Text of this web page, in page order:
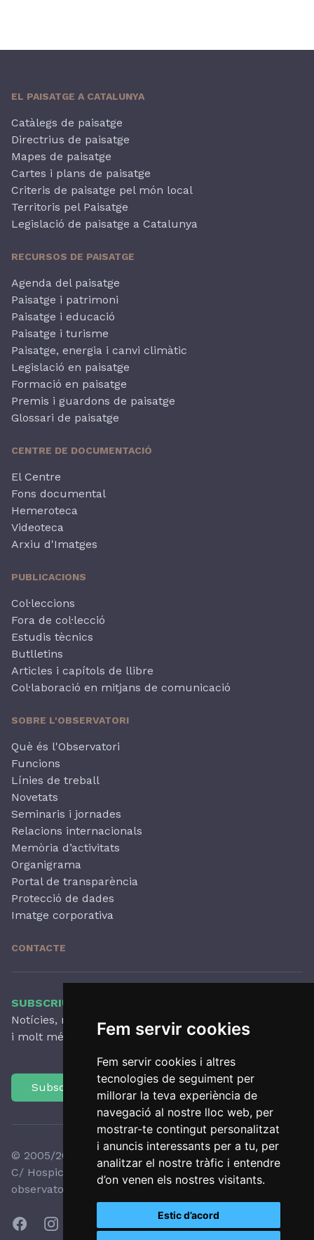
Fem servir cookies
Fem servir cookies i altres
tecnologies de seguiment per
millorar la teva experiència de
navegació al nostre lloc web, per
mostrar-te contingut personalitzat
i anuncis interessants per a tu, per
analitzar el nostre tràfic i entendre
d’on venen els nostres visitants.
Estic d’acord
EL PAISATGE A CATALUNYA
Catàlegs de paisatge
Directrius de paisatge
Mapes de paisatge
Cartes i plans de paisatge
Criteris de paisatge pel món local
Territoris pel Paisatge
Legislació de paisatge a Catalunya
RECURSOS DE PAISATGE
Agenda del paisatge
Paisatge i patrimoni
Paisatge i educació
Paisatge i turisme
Paisatge, energia i canvi climàtic
Legislació en paisatge
Formació en paisatge
Premis i guardons de paisatge
Glossari de paisatge
CENTRE DE DOCUMENTACIÓ
El Centre
Fons documental
Hemeroteca
Videoteca
Arxiu d'Imatges
PUBLICACIONS
Col·leccions
Fora de col·lecció
Estudis tècnics
Butlletins
Articles i capítols de llibre
Col·laboració en mitjans de comunicació
SOBRE L'OBSERVATORI
Què és l'Observatori
Funcions
Línies de treball
Novetats
Seminaris i jornades
Relacions internacionals
Memòria d’activitats
Organigrama
Portal de transparència
Protecció de dades
Imatge corporativa
CONTACTE
SUBSCRIU-TE AL NOSTRE BUTLLETÍ
Notícies, novetats destacades, articles, activitats
i molt més, amb periodicitat trimestral.
Subscriu-te
© 2005/2026 Observatori del Paisatge de Catalunya
C/ Hospici, 8 - 17800 OLOT - Tel:
+34 972 27 35 64
observatori@catpaisatge.net